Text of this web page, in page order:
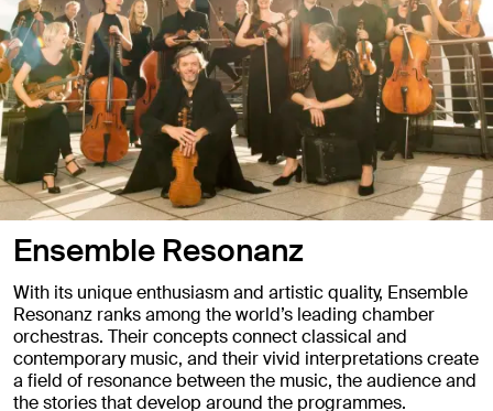
Ensemble Resonanz
With its unique enthusiasm and artistic quality, Ensemble
Resonanz ranks among the world’s leading chamber
orchestras. Their concepts connect classical and
contemporary music, and their vivid interpretations create
a field of resonance between the music, the audience and
the stories that develop around the programmes.